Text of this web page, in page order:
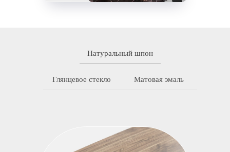
Натуральный шпон
Глянцевое стекло Матовая эмаль
Материалы HPL